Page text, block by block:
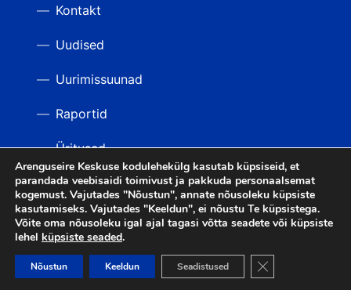
LIITU UUDISKIRJAGA
TAGASI ÜLES
Kontakt
Uudised
Uurimissuunad
Raportid
Üritused
Videod
Arenguseire Keskuse kodulehekülg kasutab küpsiseid, et
parandada veebisaidi toimivust ja pakkuda personaalsemat
kogemust. Vajutades "Nõustun", annate nõusoleku küpsiste
kasutamiseks. Vajutades "Keeldun", ei nõustu Te küpsistega.
Võite oma nõusoleku igal ajal tagasi võtta seadete või küpsiste
lehel küpsiste seaded.
Nõustun Keeldun Seadistused Close GDPR